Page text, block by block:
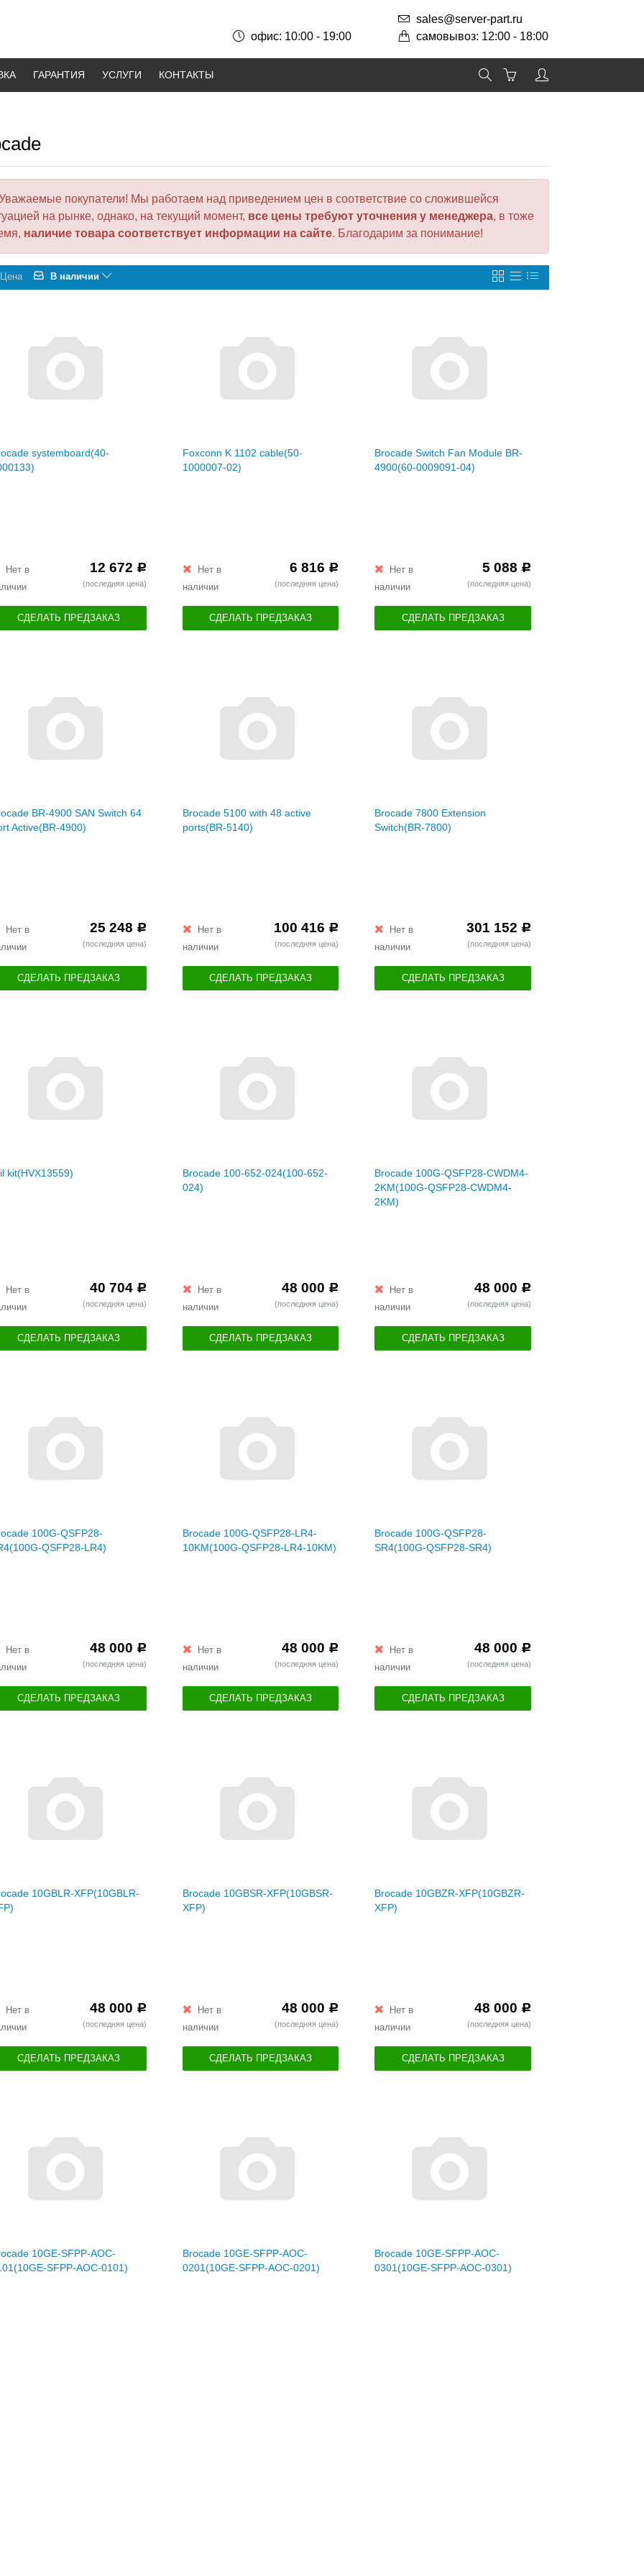
sales@server-part.ru
самовывоз: 12:00 - 18:00
офис: 10:00 - 19:00
ГАРАНТИЯ УСЛУГИ КОНТАКТЫ
покупатели! Мы работаем над приведением цен в соответствие со сложившейся
на рынке, однако, на текущий момент, все цены требуют уточнения у менеджера, в тоже
наличие товара соответствует информации на сайте. Благодарим за понимание!
Цена В наличии
systemboard(40-
Нет в
12 672 Р
(последняя цена)
СДЕЛАТЬ ПРЕДЗАКАЗ
Foxconn K 1102 cable(50-
1000007-02)
Нет в
наличии
6 816 Р
(последняя цена)
СДЕЛАТЬ ПРЕДЗАКАЗ
Brocade Switch Fan Module BR-
4900(60-0009091-04)
Нет в
наличии
5 088 Р
(последняя цена)
СДЕЛАТЬ ПРЕДЗАКАЗ
BR-4900 SAN Switch 64
Active(BR-4900)
Нет в
25 248 Р
(последняя цена)
СДЕЛАТЬ ПРЕДЗАКАЗ
Brocade 5100 with 48 active
ports(BR-5140)
Нет в
наличии
100 416 Р
(последняя цена)
СДЕЛАТЬ ПРЕДЗАКАЗ
Brocade 7800 Extension
Switch(BR-7800)
Нет в
наличии
301 152 Р
(последняя цена)
СДЕЛАТЬ ПРЕДЗАКАЗ
kit(HVX13559)
Нет в
40 704 Р
(последняя цена)
СДЕЛАТЬ ПРЕДЗАКАЗ
Brocade 100-652-024(100-652-
024)
Нет в
наличии
48 000 Р
(последняя цена)
СДЕЛАТЬ ПРЕДЗАКАЗ
Brocade 100G-QSFP28-CWDM4-
2KM(100G-QSFP28-CWDM4-
2KM)
Нет в
наличии
48 000 Р
(последняя цена)
СДЕЛАТЬ ПРЕДЗАКАЗ
100G-QSFP28-
QSFP28-LR4)
Нет в
48 000 Р
(последняя цена)
СДЕЛАТЬ ПРЕДЗАКАЗ
Brocade 100G-QSFP28-LR4-
10KM(100G-QSFP28-LR4-10KM)
Нет в
наличии
48 000 Р
(последняя цена)
СДЕЛАТЬ ПРЕДЗАКАЗ
Brocade 100G-QSFP28-
SR4(100G-QSFP28-SR4)
Нет в
наличии
48 000 Р
(последняя цена)
СДЕЛАТЬ ПРЕДЗАКАЗ
10GBLR-XFP(10GBLR-
Нет в
48 000 Р
(последняя цена)
СДЕЛАТЬ ПРЕДЗАКАЗ
Brocade 10GBSR-XFP(10GBSR-
XFP)
Нет в
наличии
48 000 Р
(последняя цена)
СДЕЛАТЬ ПРЕДЗАКАЗ
Brocade 10GBZR-XFP(10GBZR-
XFP)
Нет в
наличии
48 000 Р
(последняя цена)
СДЕЛАТЬ ПРЕДЗАКАЗ
10GE-SFPP-AOC-
SFPP-AOC-0101)
Brocade 10GE-SFPP-AOC-
0201(10GE-SFPP-AOC-0201)
Brocade 10GE-SFPP-AOC-
0301(10GE-SFPP-AOC-0301)